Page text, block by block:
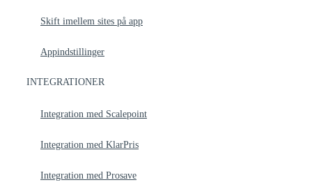
Skift imellem sites på app​
Appindstillinger
INTEGRATIONER
Integration med Scalepoint
Integration med KlarPris
Integration med Prosave